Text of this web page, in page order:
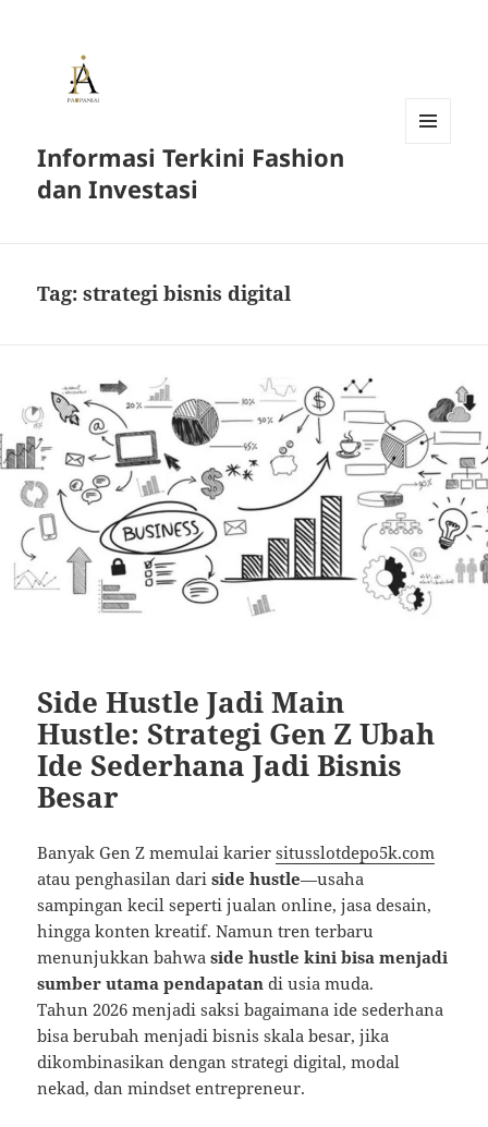
Informasi Terkini Fashion
dan Investasi
Tag:strategi bisnis digital
Side Hustle Jadi Main
Hustle: Strategi Gen Z Ubah
Ide Sederhana Jadi Bisnis
Besar
Banyak Gen Z memulai kariersitusslotdepo5k.com
atau penghasilan dariside hustle—usaha
sampingan kecil seperti jualan online, jasa desain,
hingga konten kreatif. Namun tren terbaru
menunjukkan bahwaside hustle kini bisa menjadi
sumber utama pendapatan di usia muda.
Tahun 2026 menjadi saksi bagaimana ide sederhana
bisa berubah menjadi bisnis skala besar, jika
dikombinasikan dengan strategi digital, modal
nekad, dan mindset entrepreneur.